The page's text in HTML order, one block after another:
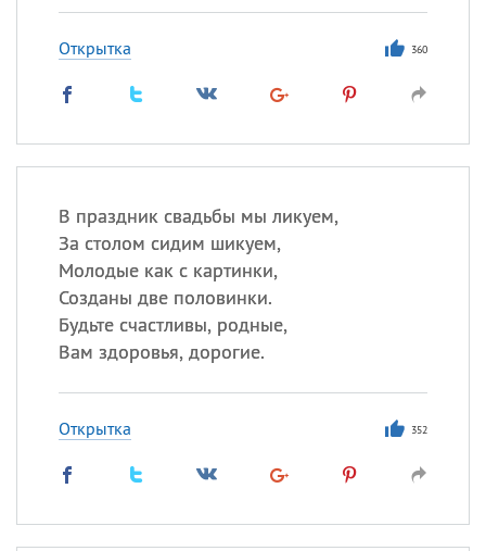
Открытка 360
В праздник свадьбы мы ликуем,
За столом сидим шикуем,
Молодые как с картинки,
Созданы две половинки.
Будьте счастливы, родные,
Вам здоровья, дорогие.
Открытка 352